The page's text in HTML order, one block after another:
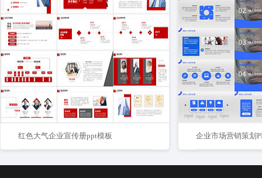
红色大气企业宣传册ppt模板 企业市场营销策划